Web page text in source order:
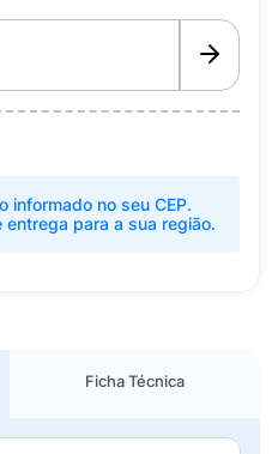
informado no seu CEP.
para a sua região.
Ficha Técnica